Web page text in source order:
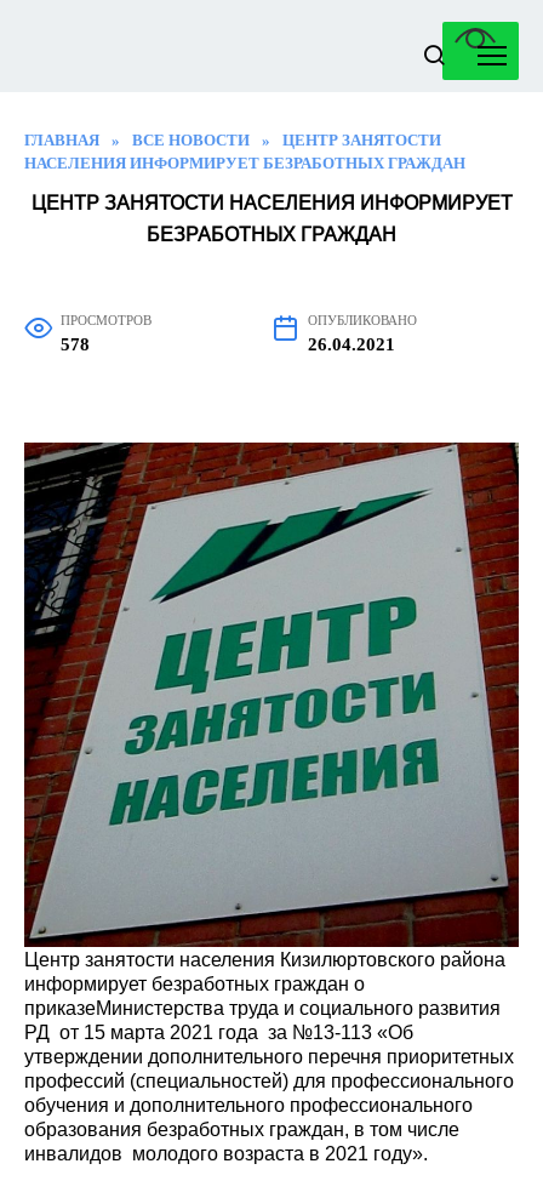
ГЛАВНАЯ » ВСЕ НОВОСТИ »
ЦЕНТР ЗАНЯТОСТИ
НАСЕЛЕНИЯ ИНФОРМИРУЕТ БЕЗРАБОТНЫХ ГРАЖДАН
ЦЕНТР ЗАНЯТОСТИ НАСЕЛЕНИЯ ИНФОРМИРУЕТ
БЕЗРАБОТНЫХ ГРАЖДАН
ПРОСМОТРОВ
578
ОПУБЛИКОВАНО
26.04.2021
Центр занятости населения Кизилюртовского района
информирует безработных граждан о
приказеМинистерства труда и социального развития
РД от 15 марта 2021 года за №13-113 «Об
утверждении дополнительного перечня приоритетных
профессий (специальностей) для профессионального
обучения и дополнительного профессионального
образования безработных граждан, в том числе
инвалидов молодого возраста в 2021 году».